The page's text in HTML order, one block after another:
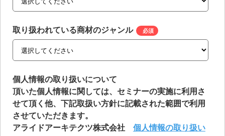
取り扱われている商材のジャンル
個人情報の取り扱いについて
頂いた個人情報に関しては、セミナーの実施に利用さ
せて頂く他、下記取扱い方針に記載された範囲で利用
させていただきます。
アライドアーキテクツ株式会社 個人情報の取り扱い